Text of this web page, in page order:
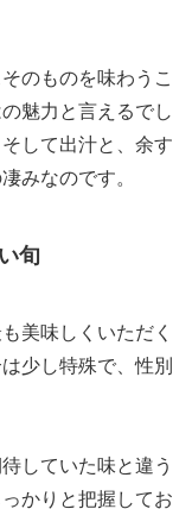
のものを味わうこ
魅力と言えるでし
して出汁と、余す
みなのです。
旬
美味しくいただく
少し特殊で、性別
していた味と違う
かりと把握してお